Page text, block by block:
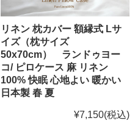
リネン 枕カバー 額縁式 Lサ
イズ（枕サイズ
50x70cm） ランドゥヨー
コ/ ピロケース 麻 リネン
100% 快眠 心地よい 暖かい
日本製 春 夏
¥7,150(税込)